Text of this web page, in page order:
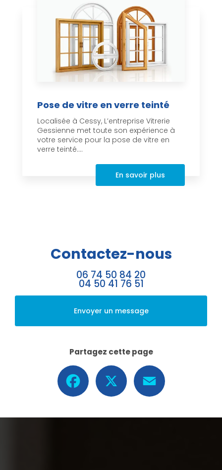
Pose de vitre en verre teinté
Localisée à Cessy, L’entreprise Vitrerie
Gessienne met toute son expérience à
votre service pour la pose de vitre en
verre teinté....
En savoir plus
Contactez-nous
06 74 50 84 20
04 50 41 76 51
Envoyer un message
Partagez cette page
Facebook